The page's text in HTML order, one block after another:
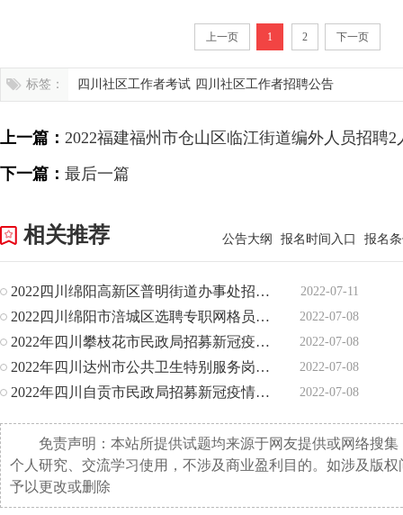
上一页 1 2 下一页
标签： 四川社区工作者考试 四川社区工作者招聘公告
上一篇： 2022福建福州市仓山区临江街道编外人员招聘2
下一篇： 最后一篇
相关推荐 公告大纲 报名时间入口 报名
2022四川绵阳高新区普明街道办事处招聘编外聘用人员11人公告 2022-07-11
2022四川绵阳市涪城区选聘专职网格员13人公告 2022-07-08
2022年四川攀枝花市民政局招募新冠疫情社区排查防控社工岗1 2022-07-08
2022年四川达州市公共卫生特别服务岗人员招募的公告 2022-07-08
2022年四川自贡市民政局招募新冠疫情社区排查防控社工岗205 2022-07-08
免责声明：本站所提供试题均来源于网友提供或网络搜
个人研究、交流学习使用，不涉及商业盈利目的。如涉及版
予以更改或删除